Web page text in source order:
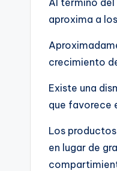
aproxima a
crecimiento
Existe una
que favorece
Los
en lugar de